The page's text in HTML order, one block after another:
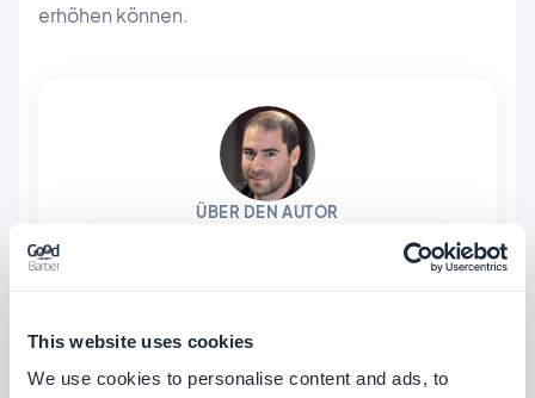
This website uses cookies
We use cookies to personalise content and ads, to
erhöhen können.
ÜBER DEN AUTOR
GoodBarber. In diesem Blog teile ich
GoodBarber herausholen können, Analysen zu
Mehr erfahren